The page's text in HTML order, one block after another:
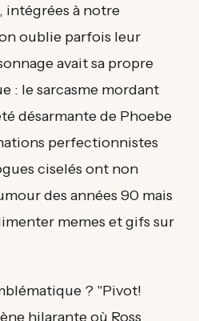
intégrées à notre
oublie parfois leur
avait sa propre
: le sarcasme mordant
désarmante de Phoebe
perfectionnistes
ciselés ont non
des années 90 mais
memes et gifs sur
? "Pivot!
hilarante où Ross